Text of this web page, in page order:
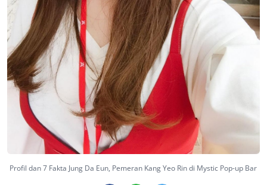
Profil dan 7 Fakta Jung Da Eun, Pemeran Kang Yeo Rin di Mystic Pop-up Bar